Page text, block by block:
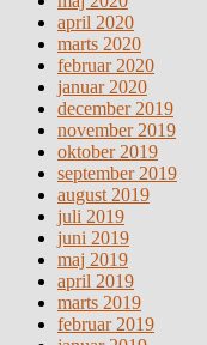
april 2020
marts 2020
februar 2020
januar 2020
december 2019
november 2019
oktober 2019
september 2019
august 2019
juli 2019
juni 2019
maj 2019
april 2019
marts 2019
februar 2019